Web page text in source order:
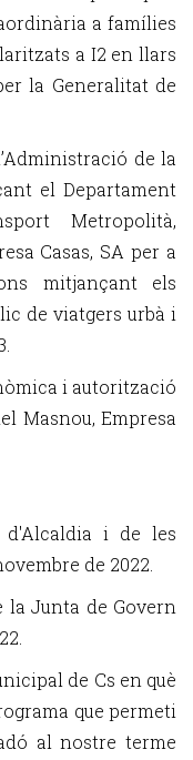
a famílies
a I2 en llars
la Generalitat de
de la
el Departament
Metropolità,
Casas, SA per a
mitjançant els
de viatgers urbà i
i autorització
Masnou, Empresa
d'Alcaldia i de les
de 2022.
la Junta de Govern
de Cs en què
que permeti
al nostre terme